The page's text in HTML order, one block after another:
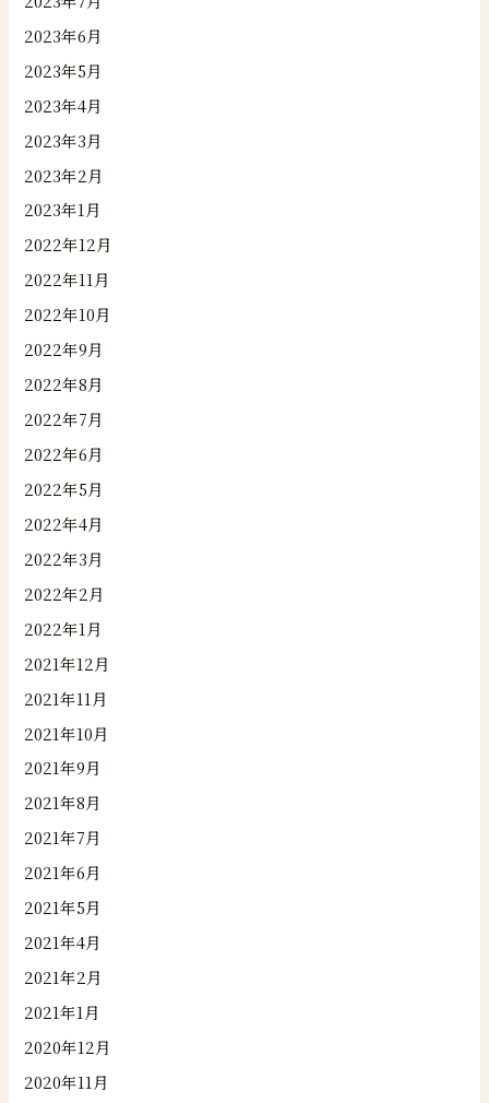
2023年6月
2023年5月
2023年4月
2023年3月
2023年2月
2023年1月
2022年12月
2022年11月
2022年10月
2022年9月
2022年8月
2022年7月
2022年6月
2022年5月
2022年4月
2022年3月
2022年2月
2022年1月
2021年12月
2021年11月
2021年10月
2021年9月
2021年8月
2021年7月
2021年6月
2021年5月
2021年4月
2021年2月
2021年1月
2020年12月
2020年11月